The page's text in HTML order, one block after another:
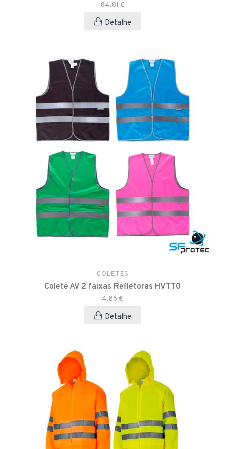
84,81 €
Detalhe
COLETES
Colete AV 2 faixas Refletoras HVTT0
4,86 €
Detalhe